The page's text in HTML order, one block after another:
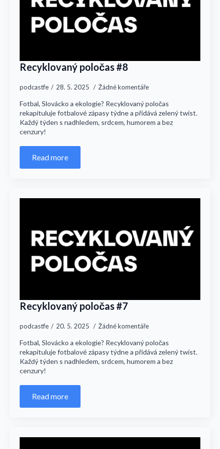
Recyklovaný poločas #8
podcastfe 28. 5. 2025 Žádné komentáře
Fotbal, Slovácko a ekologie? Recyklovaný poločas
rekapituluje fotbalové zápasy týdne a přidává zelený twist.
Každý týden s nadhledem, srdcem, humorem a bez
cenzury!
Read more
Recyklovaný poločas #7
podcastfe 20. 5. 2025 Žádné komentáře
Fotbal, Slovácko a ekologie? Recyklovaný poločas
rekapituluje fotbalové zápasy týdne a přidává zelený twist.
Každý týden s nadhledem, srdcem, humorem a bez
cenzury!
Read more